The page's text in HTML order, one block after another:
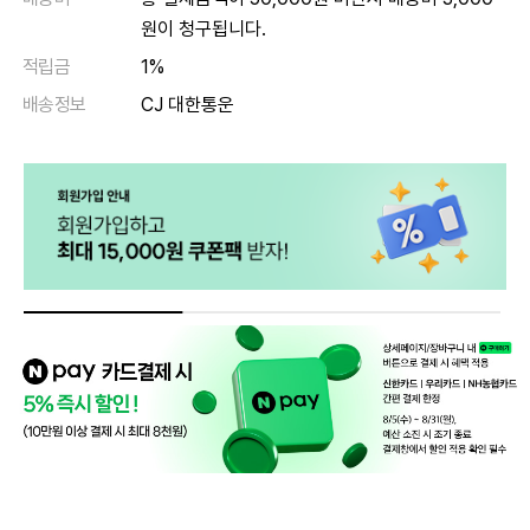
원이 청구됩니다.
적립금
1%
배송정보
CJ 대한통운